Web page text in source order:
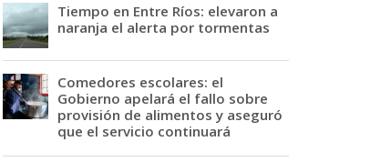
Tiempo en Entre Ríos: elevaron a
naranja el alerta por tormentas
Comedores escolares: el
Gobierno apelará el fallo sobre
provisión de alimentos y aseguró
que el servicio continuará